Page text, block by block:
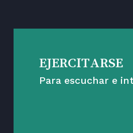
EJERCITARSE
Para escuchar e